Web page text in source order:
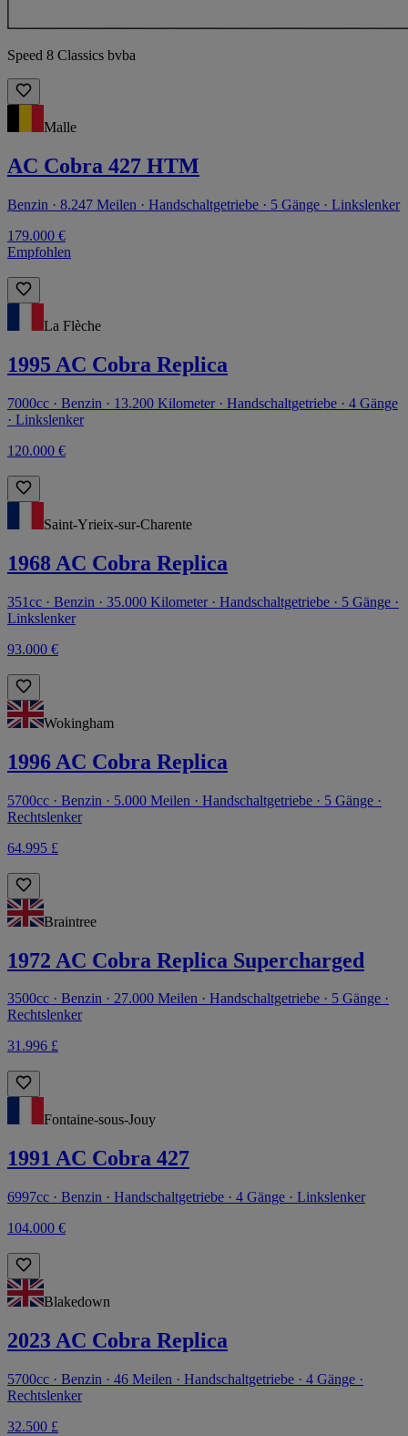
Speed 8 Classics bvba
Malle
AC Cobra 427 HTM
Benzin · 8.247 Meilen · Handschaltgetriebe · 5 Gänge · Linkslenker
179.000 €
Empfohlen
La Flèche
1995 AC Cobra Replica
7000cc · Benzin · 13.200 Kilometer · Handschaltgetriebe · 4 Gänge
· Linkslenker
120.000 €
Saint-Yrieix-sur-Charente
1968 AC Cobra Replica
351cc · Benzin · 35.000 Kilometer · Handschaltgetriebe · 5 Gänge ·
Linkslenker
93.000 €
Wokingham
1996 AC Cobra Replica
5700cc · Benzin · 5.000 Meilen · Handschaltgetriebe · 5 Gänge ·
Rechtslenker
64.995 £
Braintree
1972 AC Cobra Replica Supercharged
3500cc · Benzin · 27.000 Meilen · Handschaltgetriebe · 5 Gänge ·
Rechtslenker
31.996 £
Fontaine-sous-Jouy
1991 AC Cobra 427
6997cc · Benzin · Handschaltgetriebe · 4 Gänge · Linkslenker
104.000 €
Blakedown
2023 AC Cobra Replica
5700cc · Benzin · 46 Meilen · Handschaltgetriebe · 4 Gänge ·
Rechtslenker
32.500 £